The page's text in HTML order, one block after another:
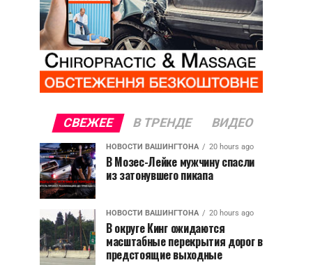
СВЕЖЕЕ В ТРЕНДЕ ВИДЕО
НОВОСТИ ВАШИНГТОНА 20 hours ago
В Мозес-Лейке мужчину спасли
из затонувшего пикапа
НОВОСТИ ВАШИНГТОНА 20 hours ago
В округе Кинг ожидаются
масштабные перекрытия дорог в
предстоящие выходные